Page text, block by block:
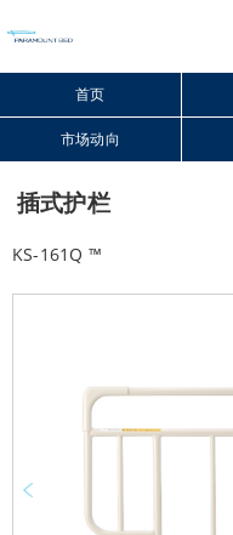
首页
市场动向
插式护栏
KS-161Q ™